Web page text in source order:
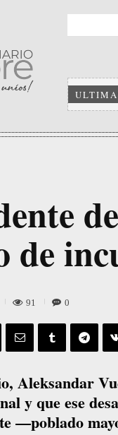
de
91 0
Aleksandar
y que ese
—poblado